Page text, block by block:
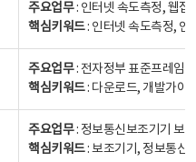
주요업무: 인터넷 속도측정, 웹접
핵심키워드: 인터넷 속도측정, 인
주요업무: 전자정부 표준프레임
핵심키워드: 다운로드, 개발가이
주요업무: 정보통신보조기기 보
핵심키워드: 보조기기, 정보통신